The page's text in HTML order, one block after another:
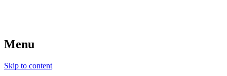
Menu
Skip to content